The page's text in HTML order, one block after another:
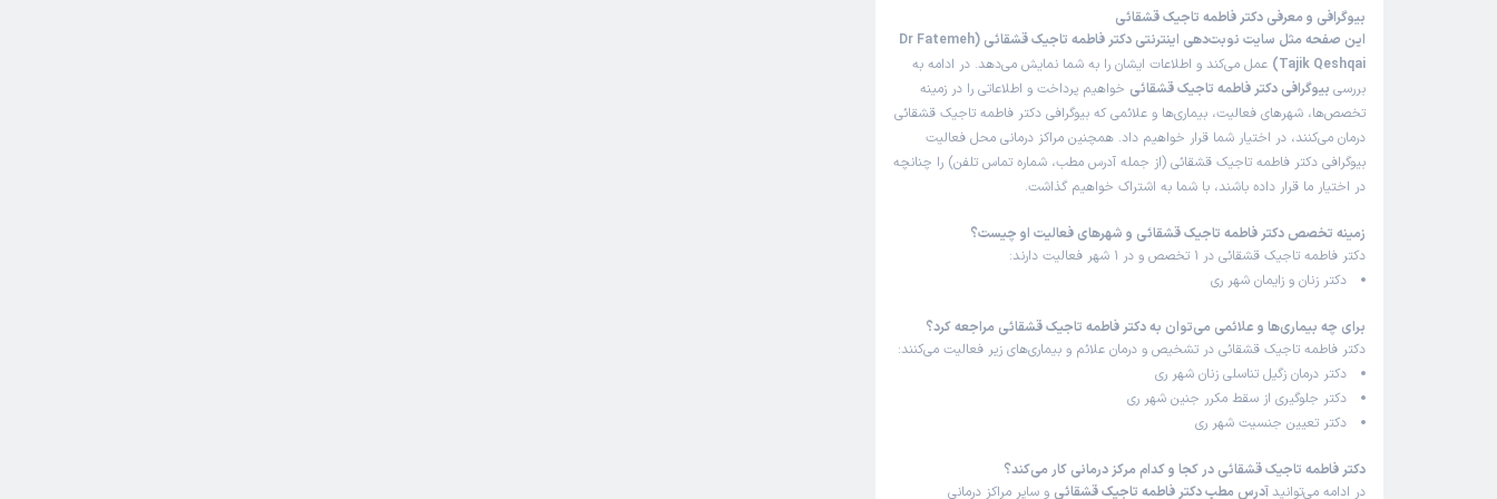
هستی 1405/04/17
این پزشک را پیشنهاد نمیکنم
زمان انتظار:0-15 دقیقه
عدم رضایت
علت مراجعه: تشخیص نوع بکارت
کاربر دکترتو 1405/04/15 نوبت مطب از دکترتو
زمان انتظار:0-15 دقیقه
خانم دکتر ماه ماه
علت مراجعه: درمان عفونت‌های دستگاه تناسلی زنان
کاربر دکترتو 1405/04/10
) نوبت مطب از دکترتو
بیوگرافی و معرفی دکتر فاطمه تاجیک قشقائی
این صفحه مثل سایت نوبت‌دهی اینترنتی دکتر فاطمه تاجیک قشقائی (Dr Fatemeh
Tajik Qeshqai)
عمل می‌کند و اطلاعات ایشان را به شما نمایش می‌دهد. در ادامه به
بررسی بیوگرافی دکتر فاطمه تاجیک قشقائی خواهیم پرداخت و اطلاعاتی را در زمینه
تخصص‌ها، شهرهای فعالیت، بیماری‌ها و علائمی که بیوگرافی دکتر فاطمه تاجیک قشقائی
درمان می‌کنند، در اختیار شما قرار خواهیم داد. همچنین مراکز درمانی محل فعالیت
بیوگرافی دکتر فاطمه تاجیک قشقائی (از جمله آدرس مطب، شماره تماس تلفن) را چنانچه
در اختیار ما قرار داده باشند، با شما به اشتراک خواهیم گذاشت.
زمینه تخصص دکتر فاطمه تاجیک قشقائی و شهرهای فعالیت او چیست؟
دکتر فاطمه تاجیک قشقائی در 1 تخصص و در 1 شهر فعالیت دارند:
دکتر زنان و زایمان شهر ری
برای چه بیماری‌ها و علائمی می‌توان به دکتر فاطمه تاجیک قشقائی مراجعه کرد؟
دکتر فاطمه تاجیک قشقائی در تشخیص و درمان علائم و بیماری‌های زیر فعالیت می‌کنند:
دکتر درمان زگیل تناسلی زنان شهر ری
دکتر جلوگیری از سقط مکرر جنین شهر ری
دکتر تعیین جنسیت شهر ری
دکتر فاطمه تاجیک قشقائی در کجا و کدام مرکز درمانی کار می‌کند؟
در ادامه می‌توانید آدرس مطب دکتر فاطمه تاجیک قشقائی و سایر مراکز درمانی